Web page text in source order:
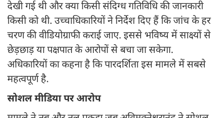
देखी गई थी और क्या किसी संदिग्ध गतिविधि की जानकारी
किसी को थी. उच्चाधिकारियों ने निर्देश दिए हैं कि जांच के हर
चरण की वीडियोग्राफी कराई जाए. इससे भविष्य में साक्ष्यों से
छेड़छाड़ या पक्षपात के आरोपों से बचा जा सकेगा.
अधिकारियों का कहना है कि पारदर्शिता इस मामले में सबसे
महत्वपूर्ण है.
सोशल मीडिया पर आरोप